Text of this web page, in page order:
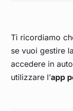
Ti ricordiamo
se vuoi gestire
accedere in
utilizzare l’app